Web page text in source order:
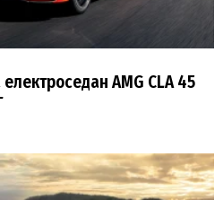
AMG CLA 45